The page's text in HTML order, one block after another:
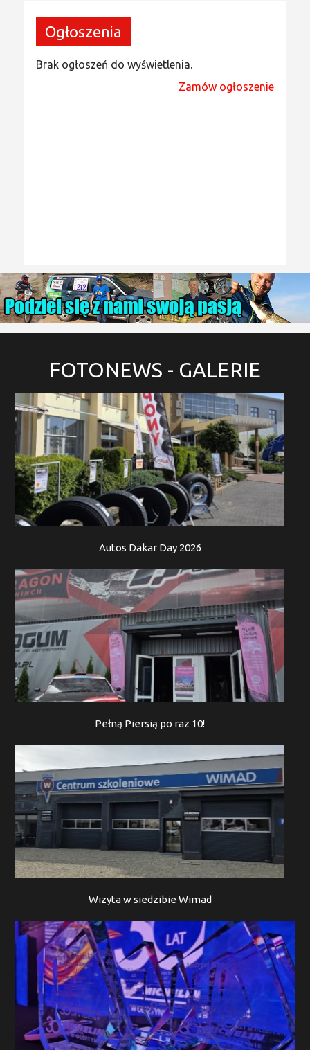
Ogłoszenia
Brak ogłoszeń do wyświetlenia.
Zamów ogłoszenie
FOTONEWS - GALERIE
Autos Dakar Day 2026
Pełną Piersią po raz 10!
Wizyta w siedzibie Wimad